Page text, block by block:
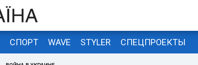
СПОРТ WAVE STYLER СПЕЦПРОЕКТЫ